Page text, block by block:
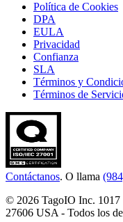
Política de Cookies
DPA
EULA
Privacidad
Confianza
SLA
Términos y
Términos de
Contáctanos. O llama
© 2026 TagoIO Inc. 1017
27606 USA - Todos los